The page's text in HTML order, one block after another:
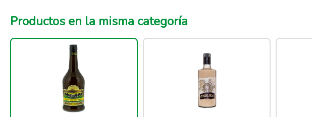
Productos en la misma categoría